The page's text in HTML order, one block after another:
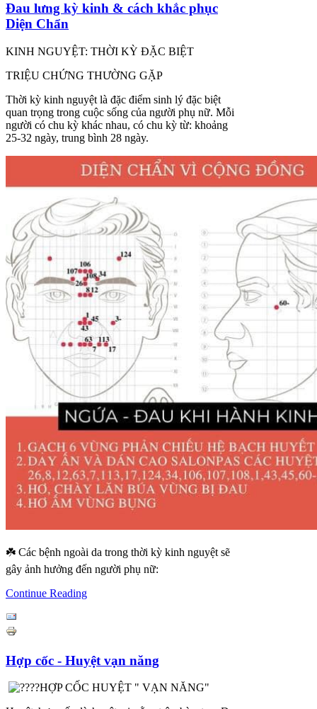
Đau lưng kỳ kinh & cách khắc phục
Diện Chẩn
KINH NGUYỆT: THỜI KỲ ĐẶC BIỆT
TRIỆU CHỨNG THƯỜNG GẶP
Thời kỳ kinh nguyệt là đặc điểm sinh lý đặc biệt
quan trọng trong cuộc sống của người phụ nữ. Mỗi
người có chu kỳ khác nhau, có chu kỳ từ: khoảng
25-32 ngày, trung bình 28 ngày.
☘️ Các bệnh ngoài da trong thời kỳ kinh nguyệt sẽ
gây ảnh hưởng đến người phụ nữ:
Continue Reading
Hợp cốc - Huyệt vạn năng
HỢP CỐC HUYỆT " VẠN NĂNG"